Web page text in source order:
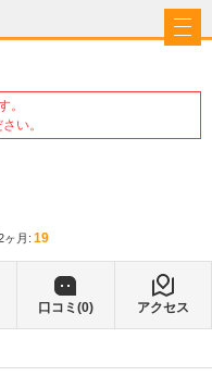
。
い。
ヶ月: 19
口コミ(0) アクセス